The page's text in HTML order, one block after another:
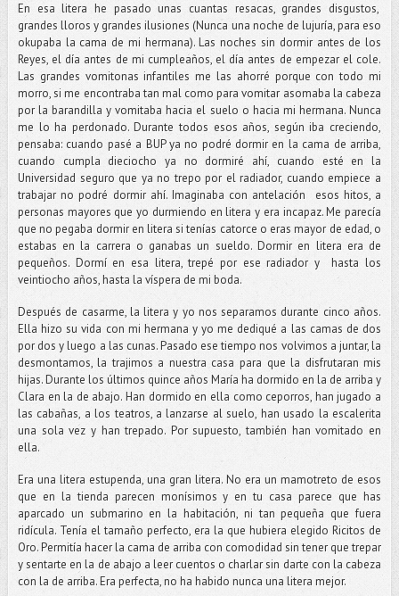
En esa litera he pasado unas cuantas resacas, grandes disgustos,
grandes lloros y grandes ilusiones (Nunca una noche de lujuría, para eso
okupaba la cama de mi hermana). Las noches sin dormir antes de los
Reyes, el día antes de mi cumpleaños, el día antes de empezar el cole.
Las grandes vomitonas infantiles me las ahorré porque con todo mi
morro, si me encontraba tan mal como para vomitar asomaba la cabeza
por la barandilla y vomitaba hacia el suelo o hacia mi hermana. Nunca
me lo ha perdonado. Durante todos esos años, según iba creciendo,
pensaba: cuando pasé a BUP ya no podré dormir en la cama de arriba,
cuando cumpla dieciocho ya no dormiré ahí, cuando esté en la
Universidad seguro que ya no trepo por el radiador, cuando empiece a
trabajar no podré dormir ahí. Imaginaba con antelación esos hitos, a
personas mayores que yo durmiendo en litera y era incapaz. Me parecía
que no pegaba dormir en litera si tenías catorce o eras mayor de edad, o
estabas en la carrera o ganabas un sueldo. Dormir en litera era de
pequeños. Dormí en esa litera, trepé por ese radiador y hasta los
veintiocho años, hasta la víspera de mi boda.
Después de casarme, la litera y yo nos separamos durante cinco años.
Ella hizo su vida con mi hermana y yo me dediqué a las camas de dos
por dos y luego a las cunas. Pasado ese tiempo nos volvimos a juntar, la
desmontamos, la trajimos a nuestra casa para que la disfrutaran mis
hijas. Durante los últimos quince años María ha dormido en la de arriba y
Clara en la de abajo. Han dormido en ella como ceporros, han jugado a
las cabañas, a los teatros, a lanzarse al suelo, han usado la escalerita
una sola vez y han trepado. Por supuesto, también han vomitado en
ella.
Era una litera estupenda, una gran litera. No era un mamotreto de esos
que en la tienda parecen monísimos y en tu casa parece que has
aparcado un submarino en la habitación, ni tan pequeña que fuera
ridícula. Tenía el tamaño perfecto, era la que hubiera elegido Ricitos de
Oro. Permitía hacer la cama de arriba con comodidad sin tener que trepar
y sentarte en la de abajo a leer cuentos o charlar sin darte con la cabeza
con la de arriba. Era perfecta, no ha habido nunca una litera mejor.